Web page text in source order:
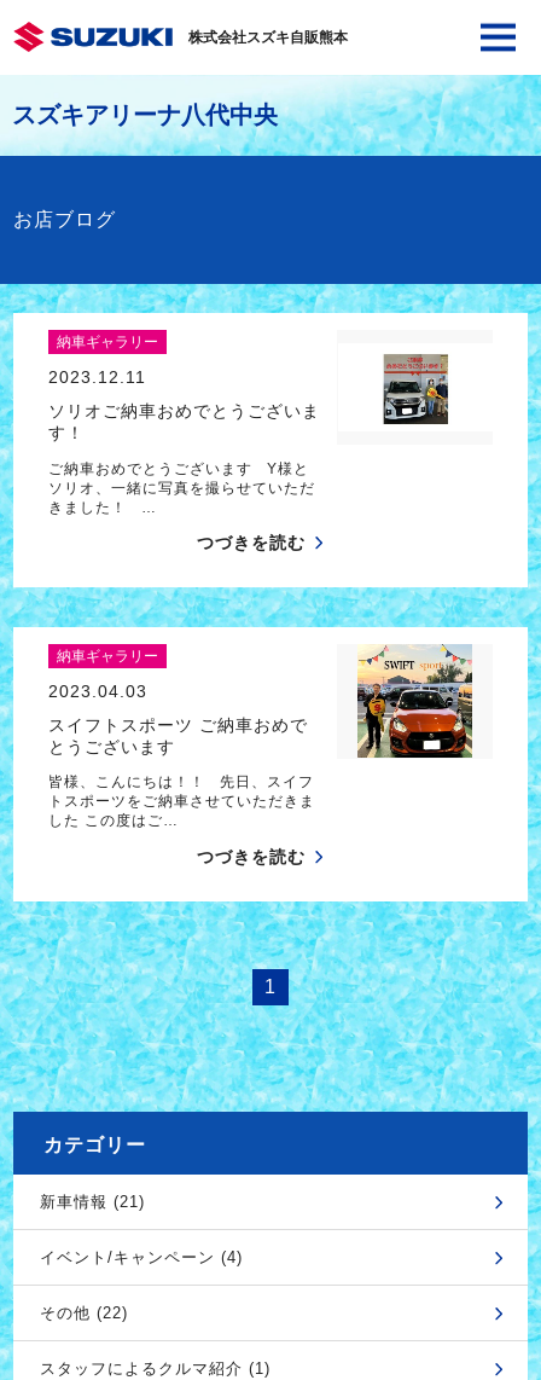
株式会社スズキ自販熊本
スズキアリーナ八代中央
お店ブログ
納車ギャラリー
2023.12.11
ソリオご納車おめでとうございま
す！
ご納車おめでとうございます Y様と
ソリオ、一緒に写真を撮らせていただ
きました！ …
つづきを読む
納車ギャラリー
2023.04.03
スイフトスポーツ ご納車おめで
とうございます
皆様、こんにちは！！ 先日、スイフ
トスポーツをご納車させていただきま
した この度はご…
つづきを読む
1
カテゴリー
新車情報 (21)
イベント/キャンペーン (4)
その他 (22)
スタッフによるクルマ紹介 (1)